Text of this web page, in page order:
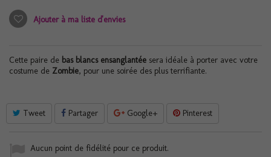
Ajouter à ma liste d'envies
Cette paire de bas blancs ensanglantée sera idéale à porter avec votre
costume de Zombie, pour une soirée des plus terrifiante.
Tweet Partager Google+ Pinterest
Aucun point de fidélité pour ce produit.